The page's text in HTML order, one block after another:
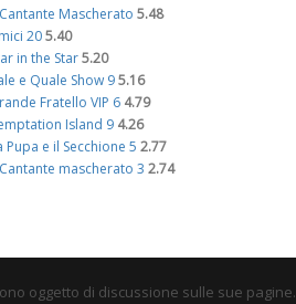
Mascherato 5.48
20 5.40
in the Star 5.20
e Quale Show 9 5.16
Fratello VIP 6 4.79
Island 9 4.26
Pupa e il Secchione 5 2.77
mascherato 3 2.74
oggetto di discussione sulle sue pagine.